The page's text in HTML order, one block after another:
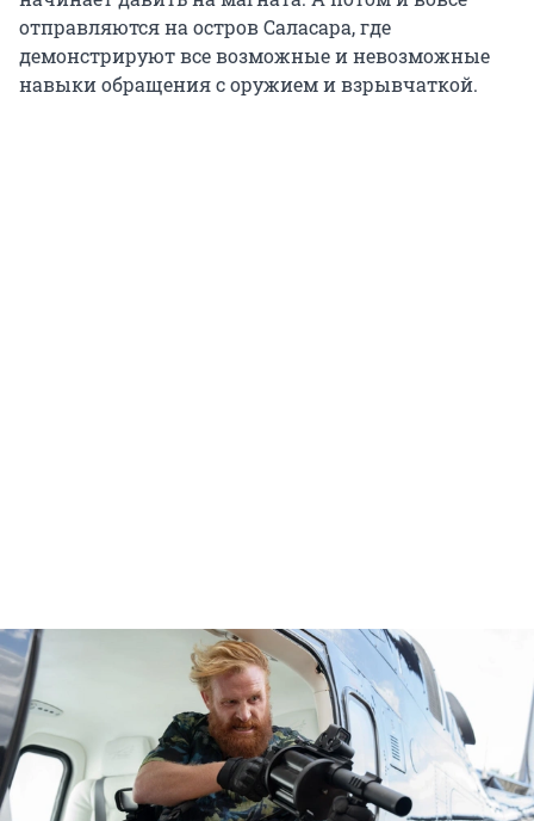
отправляются на остров Саласара, где
демонстрируют все возможные и невозможные
навыки обращения с оружием и взрывчаткой.